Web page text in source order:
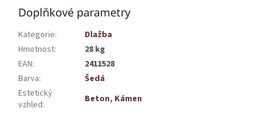
Doplňkové parametry
Kategorie:
Dlažba
Hmotnost:
28 kg
EAN:
2411528
Barva:
Šedá
Estetický
vzhled: Beton, Kámen